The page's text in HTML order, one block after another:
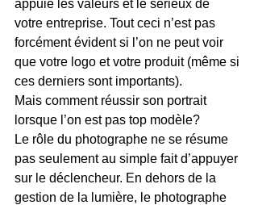
appuie les valeurs et le sérieux de
votre entreprise. Tout ceci n’est pas
forcément évident si l’on ne peut voir
que votre logo et votre produit (même si
ces derniers sont importants).
Mais comment réussir son portrait
lorsque l’on est pas top modèle?
Le rôle du photographe ne se résume
pas seulement au simple fait d’appuyer
sur le déclencheur. En dehors de la
gestion de la lumière, le photographe